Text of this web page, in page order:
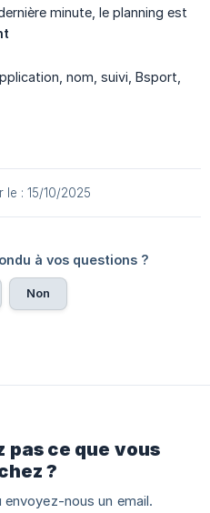
minute, le planning est
nom, suivi, Bsport,
le : 15/10/2025
à vos questions ?
Non
pas ce que vous
?
nous un email.